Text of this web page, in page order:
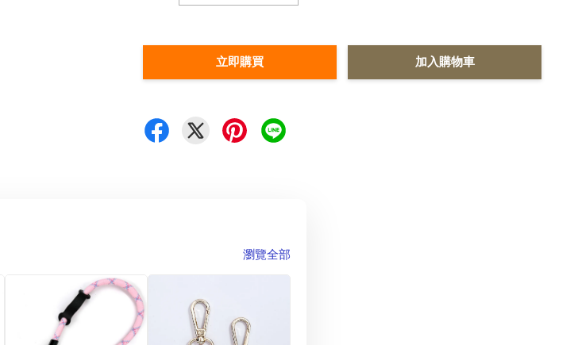
立即購買 加入購物車
瀏覽全部